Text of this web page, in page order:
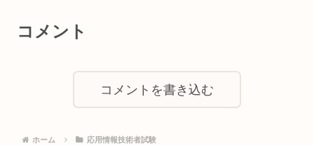
コメント
コメントを書き込む
ホーム 応用情報技術者試験